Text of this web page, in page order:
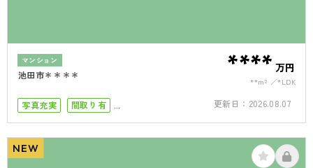
マンション
池田市＊＊＊＊ **** 万円
**m² *LDK
写真充実
間取り有
更新日： 2026.08.07
NEW